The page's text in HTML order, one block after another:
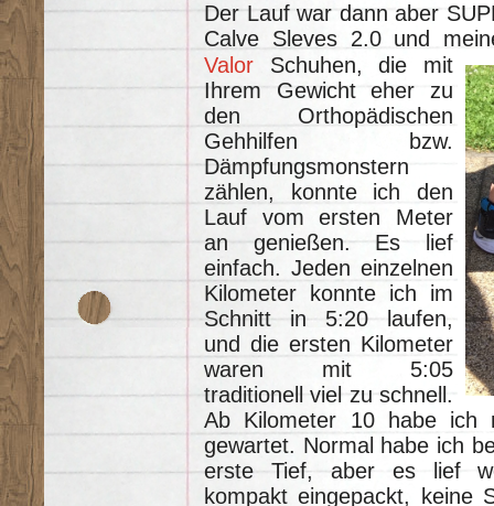
Der Lauf war dann aber
Calve Sleves 2.0 und
Valor Schuhen, die mit
Ihrem Gewicht eher zu
den Orthopädischen
Gehhilfen bzw.
Dämpfungsmonstern
zählen, konnte ich den
Lauf vom ersten Meter
an genießen. Es lief
einfach. Jeden einzelnen
Kilometer konnte ich im
Schnitt in 5:20 laufen,
und die ersten Kilometer
waren mit 5:05
traditionell viel zu schnell.
Ab Kilometer 10 habe ich
gewartet. Normal habe ich
erste Tief, aber es lief
kompakt eingepackt, keine